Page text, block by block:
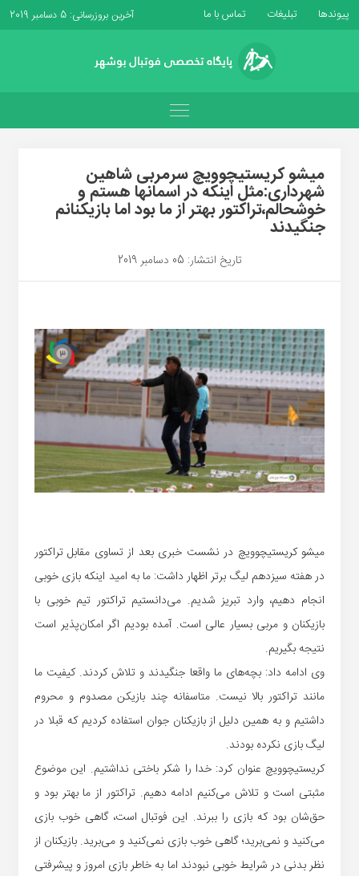
پیوندها تبلیغات تماس با ما آخرین بروزرسانی: 5 دسامبر 2019
میشو کریستیچوویچ سرمربی شاهین
شهرداری:مثل اینکه در اسمانها هستم و
خوشحالم،تراکتور بهتر از ما بود اما بازیکنانم
جنگیدند
تاریخ انتشار: 05 دسامبر 2019
میشو کریستیچوویچ در نشست خبری بعد از تساوی مقابل تراکتور
در هفته سیزدهم لیگ برتر اظهار داشت: ما به امید اینکه بازی خوبی
انجام دهیم، وارد تبریز شدیم. می‌دانستیم تراکتور تیم خوبی با
بازیکنان و مربی بسیار عالی است. آمده بودیم اگر امکان‌پذیر است
نتیجه بگیریم.
وی ادامه داد: بچه‌های ما واقعا جنگیدند و تلاش کردند. کیفیت ما
مانند تراکتور بالا نیست. متاسفانه چند بازیکن مصدوم و محروم
داشتیم و به همین دلیل از بازیکنان جوان استفاده کردیم که قبلا در
لیگ بازی نکرده بودند.
کریستیچوویچ عنوان کرد: خدا را شکر باختی نداشتیم. این موضوع
مثبتی است و تلاش می‌کنیم ادامه دهیم. تراکتور از ما بهتر بود و
حق‌شان بود که بازی را ببرند. این فوتبال است، گاهی خوب بازی
می‌کنید و نمی‌برید؛ گاهی خوب بازی نمی‌کنید و می‌برید. بازیکنان از
نظر بدنی در شرایط خوبی نبودند اما به خاطر بازی امروز و پیشرفتی